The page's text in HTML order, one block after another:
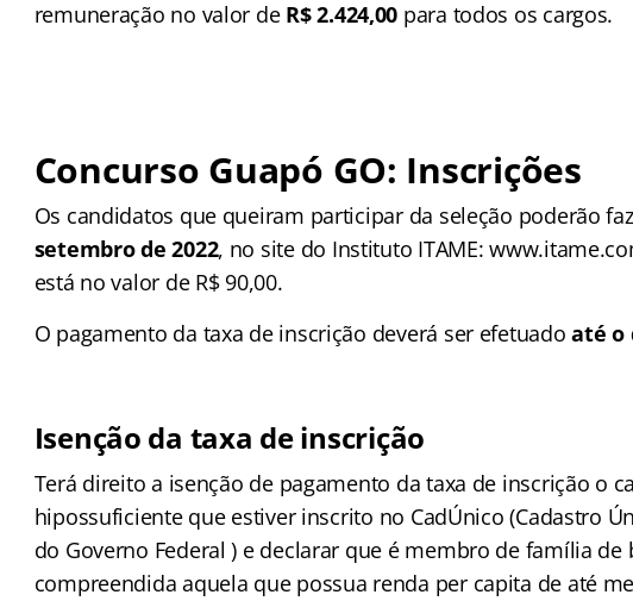
remuneração no valor de R$ 2.424,00 para todos os cargos.
Concurso Guapó GO: Inscrições
Os candidatos que queiram participar da seleção poderão
setembro de 2022, no site do Instituto ITAME:
está no valor de R$ 90,00.
O pagamento da taxa de inscrição deverá ser efetuadoaté o
Isenção da taxa de inscrição
Terá direito a isenção de pagamento da taxa de inscrição o
hipossuficiente que estiver inscrito no CadÚnico (Cadastro
do Governo Federal ) e declarar que é membro de família de
compreendida aquela que possua renda per capita de até